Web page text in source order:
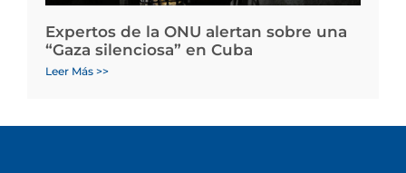
Expertos de la ONU alertan sobre una
“Gaza silenciosa” en Cuba
Leer Más >>